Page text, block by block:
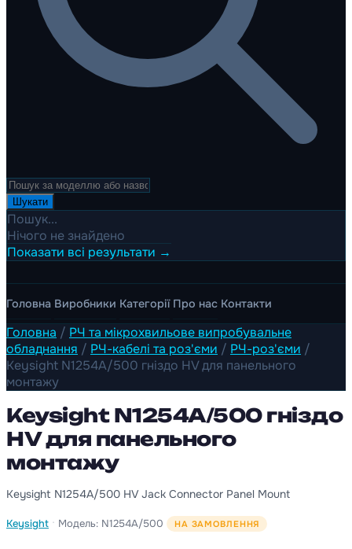
Шукати
Пошук...
Нічого не знайдено
Показати всі результати →
Головна Виробники Категорії Про нас Контакти
Головна / РЧ та мікрохвильове випробувальне
обладнання / РЧ-кабелі та роз'єми / РЧ-роз'єми /
Keysight N1254A/500 гніздо HV для панельного
монтажу
Keysight N1254A/500 гніздо
HV для панельного
монтажу
Keysight N1254A/500 HV Jack Connector Panel Mount
Keysight · Модель: N1254A/500 НА ЗАМОВЛЕННЯ